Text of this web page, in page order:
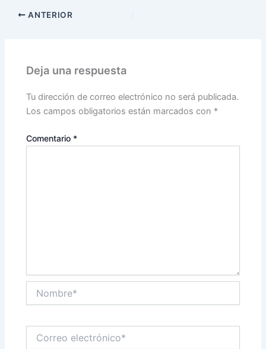
ANTERIOR
Deja una respuesta
Tu dirección de correo electrónico no será publicada.
Los campos obligatorios están marcados con *
Comentario *
electrónico*